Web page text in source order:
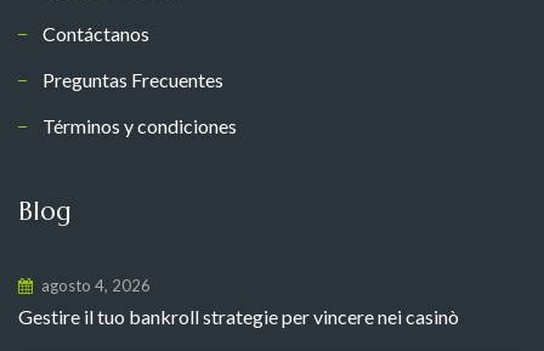
Contáctanos
Preguntas Frecuentes
Términos y condiciones
Blog
agosto 4, 2026
Gestire il tuo bankroll strategie per vincere nei casinò